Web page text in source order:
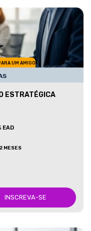
UM AMIGO
ESTRATÉGICA
EAD
MESES
INSCREVA-SE